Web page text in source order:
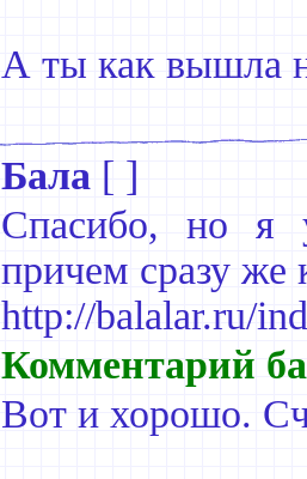
А ты как вышла
Бала [ ]
Спасибо, но я
причем сразу же
http://balalar.ru/
Комментарий
Вот и хорошо.